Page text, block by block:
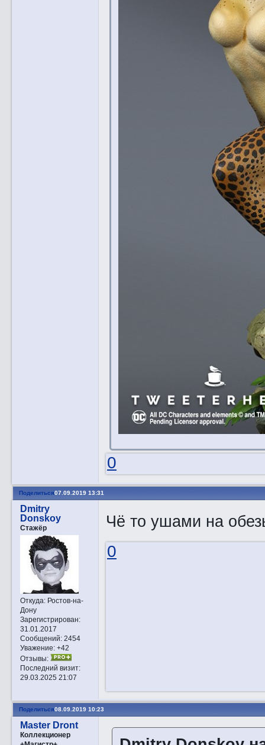
0
Поделиться07.09.2019 13:31
Dmitry
Donskoy
Стажёр
Откуда:Ростов-на-
Дону
Зарегистрирован:
31.01.2017
Сообщений:2454
Уважение: +42
Отзывы:
Последний визит:
29.03.2025 21:07
Чё то ушами на
0
Поделиться08.09.2019 10:23
Master Dront
Коллекционер